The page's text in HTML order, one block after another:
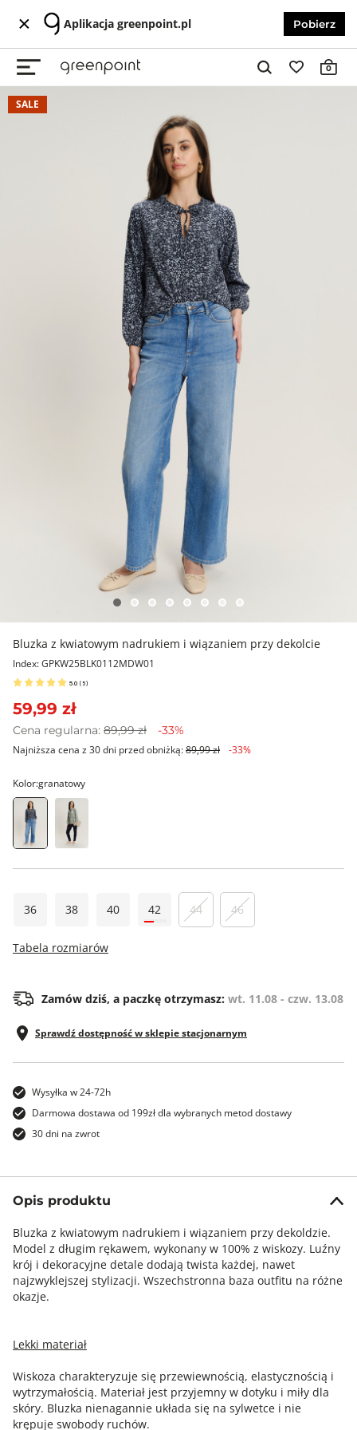
Aplikacja greenpoint.pl Pobierz
0
SALE
Bluzka z kwiatowym nadrukiem i wiązaniem przy dekolcie
Index: GPKW25BLK0112MDW01
5.0 (5)
59,99 zł
Cena regularna: 89,99 zł -33%
Najniższa cena z 30 dni przed obniżką:89,99 zł -33%
Kolor:granatowy
36 38 40 42 44 46
Tabela rozmiarów
Zamów dziś, a paczkę otrzymasz: wt. 11.08 - czw. 13.08
Sprawdź dostępność w sklepie stacjonarnym
Wysyłka w 24-72h
Darmowa dostawa od 199zł dla wybranych metod dostawy
30 dni na zwrot
Opis produktu
Bluzka z kwiatowym nadrukiem i wiązaniem przy dekoldzie.
Model z długim rękawem, wykonany w 100% z wiskozy. Luźny
krój i dekoracyjne detale dodają twista każdej, nawet
najzwyklejszej stylizacji. Wszechstronna baza outfitu na różne
okazje.
Lekki materiał
Wiskoza charakteryzuje się przewiewnością, elastycznością i
wytrzymałością. Materiał jest przyjemny w dotyku i miły dla
skóry. Bluzka nienagannie układa się na sylwetce i nie
krępuje swobody ruchów.